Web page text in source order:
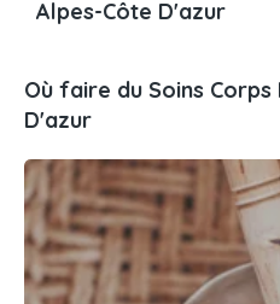
Alpes-Côte D'azur
Où faire du Soins
D'azur